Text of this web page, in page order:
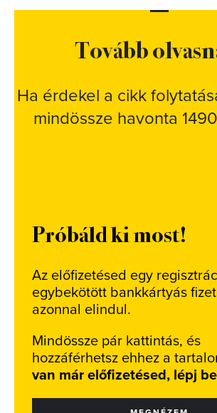
Tovább
Ha érdekel a cikk
mindössze havonta
Próbáld ki most!
Az előfizetésed egy
egybekötött bankkártyás
azonnal elindul.
Mindössze pár kattintás, és
hozzáférhetsz ehhez a
van már előfizetésed, lépj be